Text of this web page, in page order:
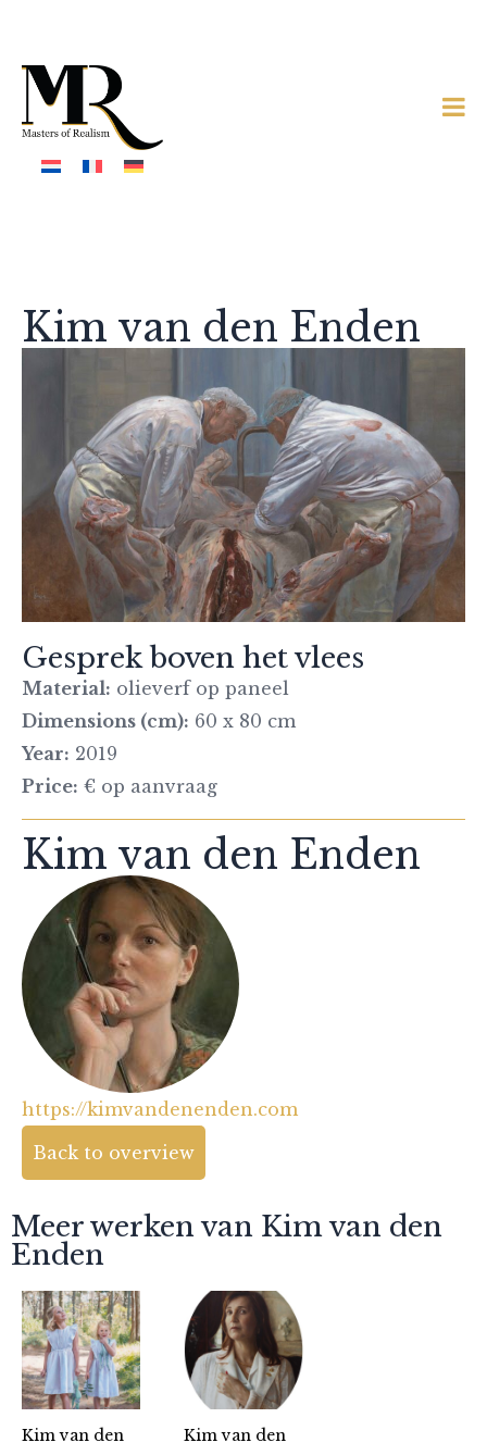
Kim van den Enden
Gesprek boven het vlees
Material: olieverf op paneel
Dimensions (cm): 60 x 80 cm
Year: 2019
Price: € op aanvraag
Kim van den Enden
https://kimvandenenden.com
Back to overview
Meer werken van Kim van den
Enden
Kim van den
Kim van den